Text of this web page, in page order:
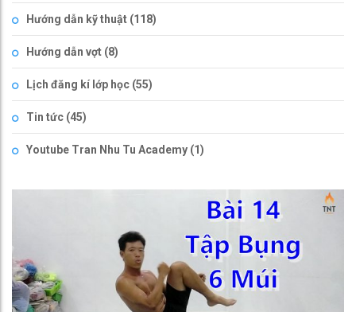
Hướng dẫn kỹ thuật (118)
Hướng dẫn vợt (8)
Lịch đăng kí lớp học (55)
Tin tức (45)
Youtube Tran Nhu Tu Academy (1)